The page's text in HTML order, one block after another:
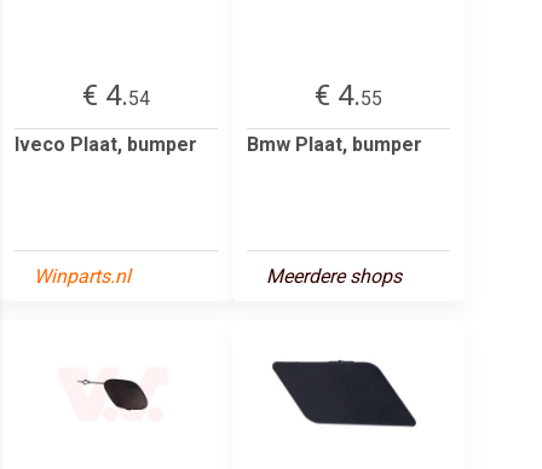
€ 4.54
Iveco Plaat, bumper
Winparts.nl
€ 4.55
Bmw Plaat, bumper
Meerdere shops